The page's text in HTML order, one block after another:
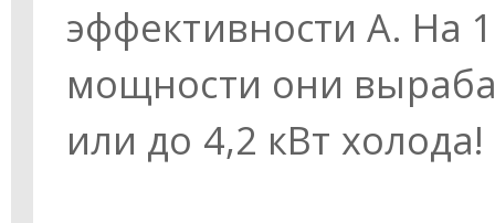
эффективности А. На
мощности они
или до 4,2 кВт холода!